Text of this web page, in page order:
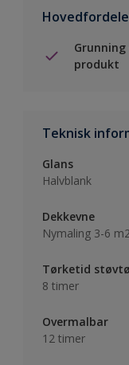
produkt
Teknisk
Glans
Halvblank
Dekkevne
Nymaling 3-6
Tørketid
8 timer
Overmalbar
12 timer